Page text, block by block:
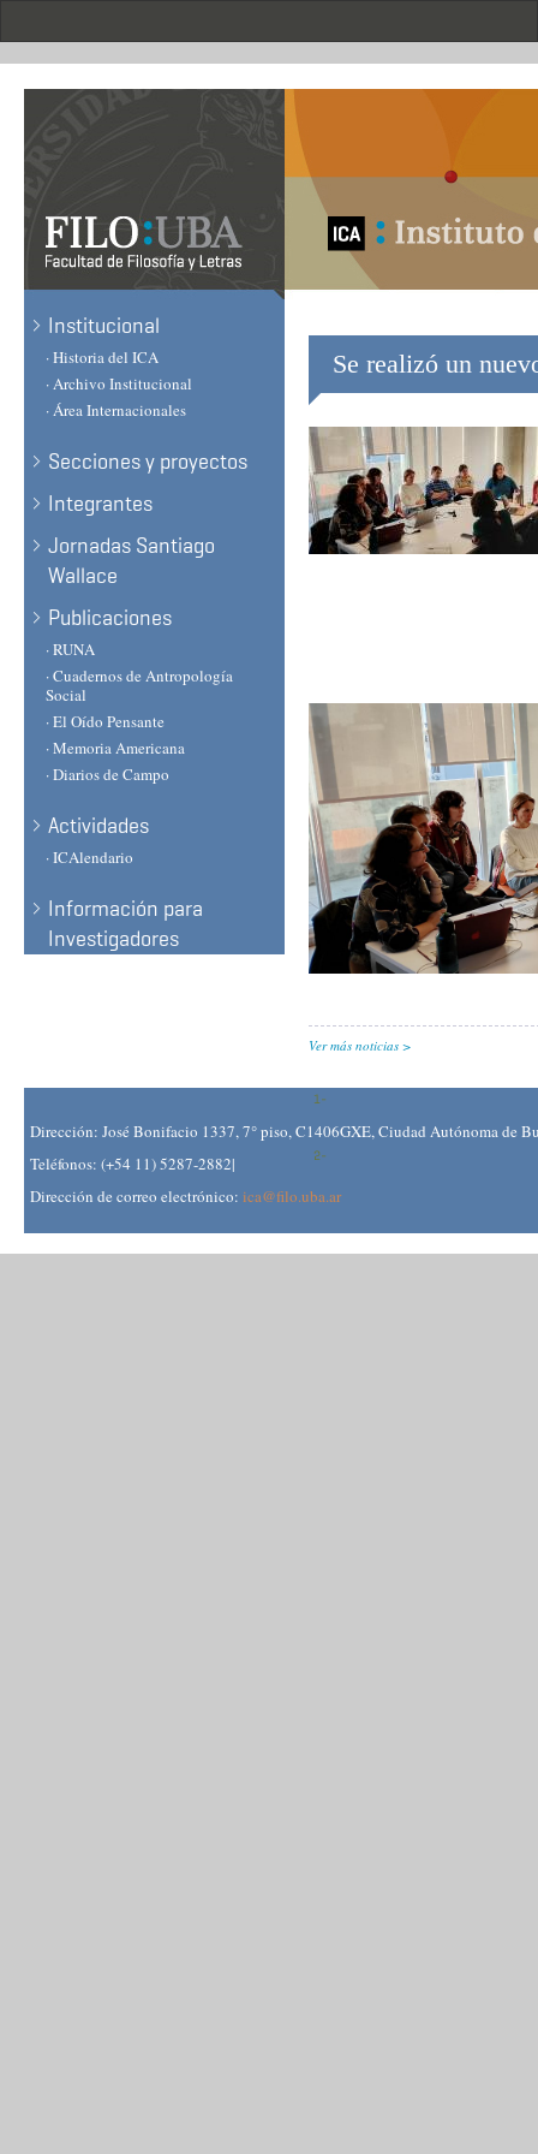
Institucional
· Historia del ICA
· Archivo Institucional
· Área Internacionales
Secciones y proyectos
Integrantes
Jornadas Santiago
Wallace
Publicaciones
· RUNA
· Cuadernos de Antropología
Social
· El Oído Pensante
· Memoria Americana
· Diarios de Campo
Actividades
· ICAlendario
Información para
Investigadores
Se realizó un
Ver más noticias
Dirección: José Bonifacio 1337, 7° piso, C1406GXE, Ciudad Autónoma de
Teléfonos: (+54 11) 5287-2882|
Dirección de correo electrónico: ica@filo.uba.ar